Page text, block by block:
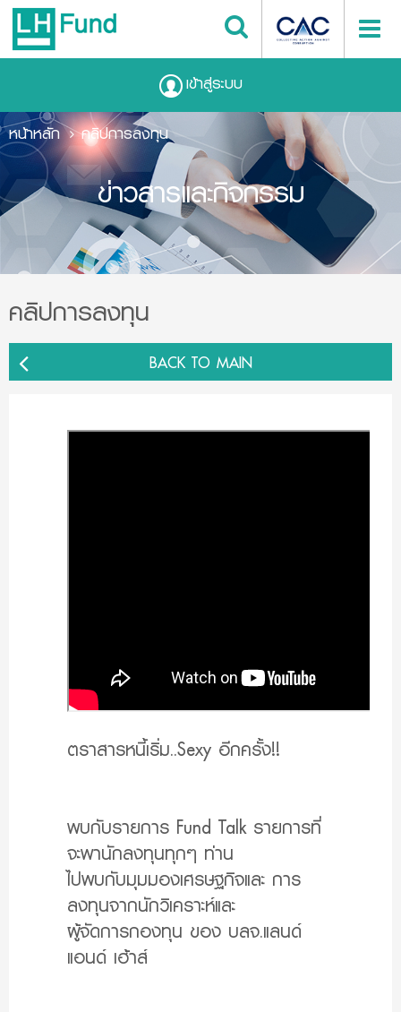
เข้าสู่ระบบ
ข่าวสารและกิจกรรม
หน้าหลัก คลิปการลงทุน
คลิปการลงทุน
BACK TO MAIN
ตราสารหนี้เริ่ม..Sexy อีกครั้ง!!
พบกับรายการ Fund Talk รายการที่
จะพานักลงทุนทุกๆ ท่าน
ไปพบกับมุมมองเศรษฐกิจและ การ
ลงทุนจากนักวิเคราะห์และ
ผู้จัดการกองทุน ของ บลจ.แลนด์
แอนด์ เฮ้าส์